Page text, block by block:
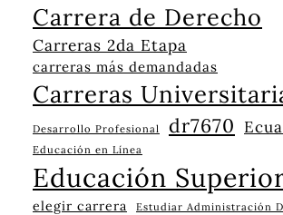
Carrera de Derecho
Carreras 2da Etapa
carreras más demandadas
Carreras
Desarrollo Profesional dr7670
Educación en Línea
Educación
elegir carrera Estudiar Administración